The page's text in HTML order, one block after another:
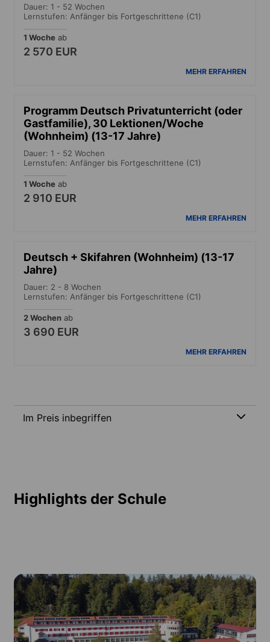
Dauer: 1 - 52 Wochen
Lernstufen: Anfänger bis Fortgeschrittene (C1)
1 Woche ab
2 570 EUR
MEHR ERFAHREN
Programm Deutsch Privatunterricht (oder
Gastfamilie), 30 Lektionen/Woche
(Wohnheim) (13-17 Jahre)
Dauer: 1 - 52 Wochen
Lernstufen: Anfänger bis Fortgeschrittene (C1)
1 Woche ab
2 910 EUR
MEHR ERFAHREN
Deutsch + Skifahren (Wohnheim) (13-17
Jahre)
Dauer: 2 - 8 Wochen
Lernstufen: Anfänger bis Fortgeschrittene (C1)
2 Wochen ab
3 690 EUR
MEHR ERFAHREN
Im Preis inbegriffen
Highlights der Schule